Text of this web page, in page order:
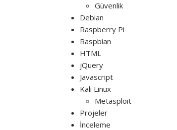
Güvenlik
Debian
Raspberry Pi
Raspbian
HTML
jQuery
Javascript
Kali Linux
Metasploit
Projeler
İnceleme